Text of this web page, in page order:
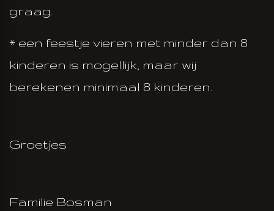
graag.
* een feestje vieren met minder dan 8
kinderen is mogellijk, maar wij
berekenen minimaal 8 kinderen.
Groetjes
Familie Bosman